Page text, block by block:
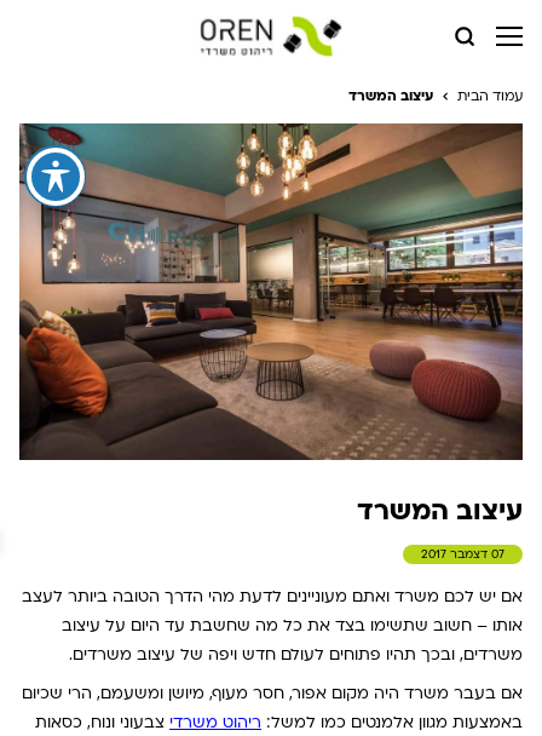
עמוד הבית עיצוב המשרד
עיצוב המשרד
07 דצמבר 2017
אם יש לכם משרד ואתם מעוניינים לדעת מהי הדרך הטובה ביותר לעצב
אותו – חשוב שתשימו בצד את כל מה שחשבת עד היום על עיצוב
משרדים, ובכך תהיו פתוחים לעולם חדש ויפה של עיצוב משרדים.
אם בעבר משרד היה מקום אפור, חסר מעוף, מיושן ומשעמם, הרי שכיום
באמצעות מגוון אלמנטים כמו למשל: ריהוט משרדי צבעוני ונוח, כסאות